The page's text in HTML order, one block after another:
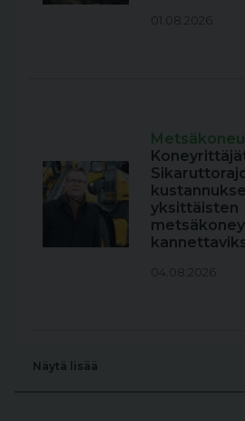
01.08.2026
yksittäisten
04.08.2026
Näytä lisää